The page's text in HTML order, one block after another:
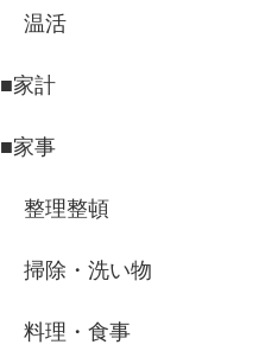
温活
■家計
■家事
整理整頓
掃除・洗い物
料理・食事